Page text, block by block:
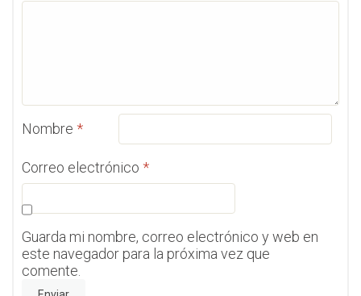
Nombre *
Correo electrónico *
Guarda mi nombre, correo electrónico y web en
este navegador para la próxima vez que
comente.